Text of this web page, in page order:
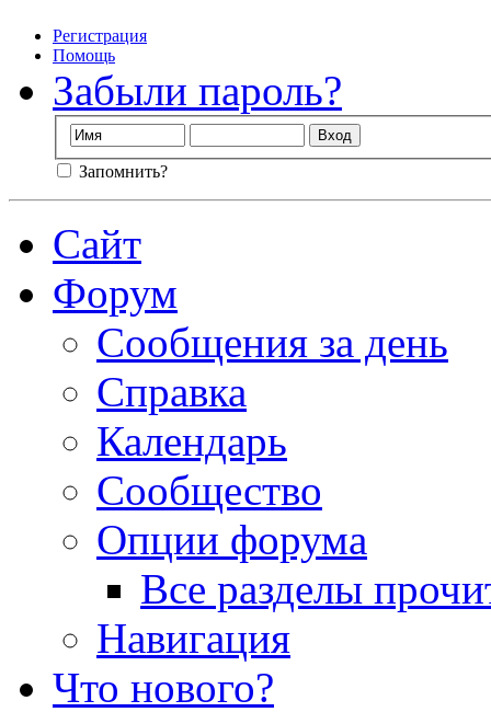
Регистрация
Помощь
Забыли пароль?
Запомнить?
Сайт
Форум
Сообщения за день
Справка
Календарь
Сообщество
Опции форума
Все разделы
Навигация
Что нового?